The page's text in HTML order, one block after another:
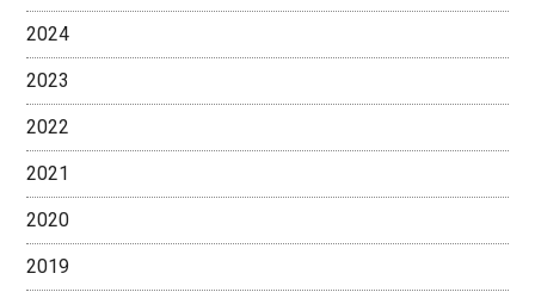
2024
2023
2022
2021
2020
2019